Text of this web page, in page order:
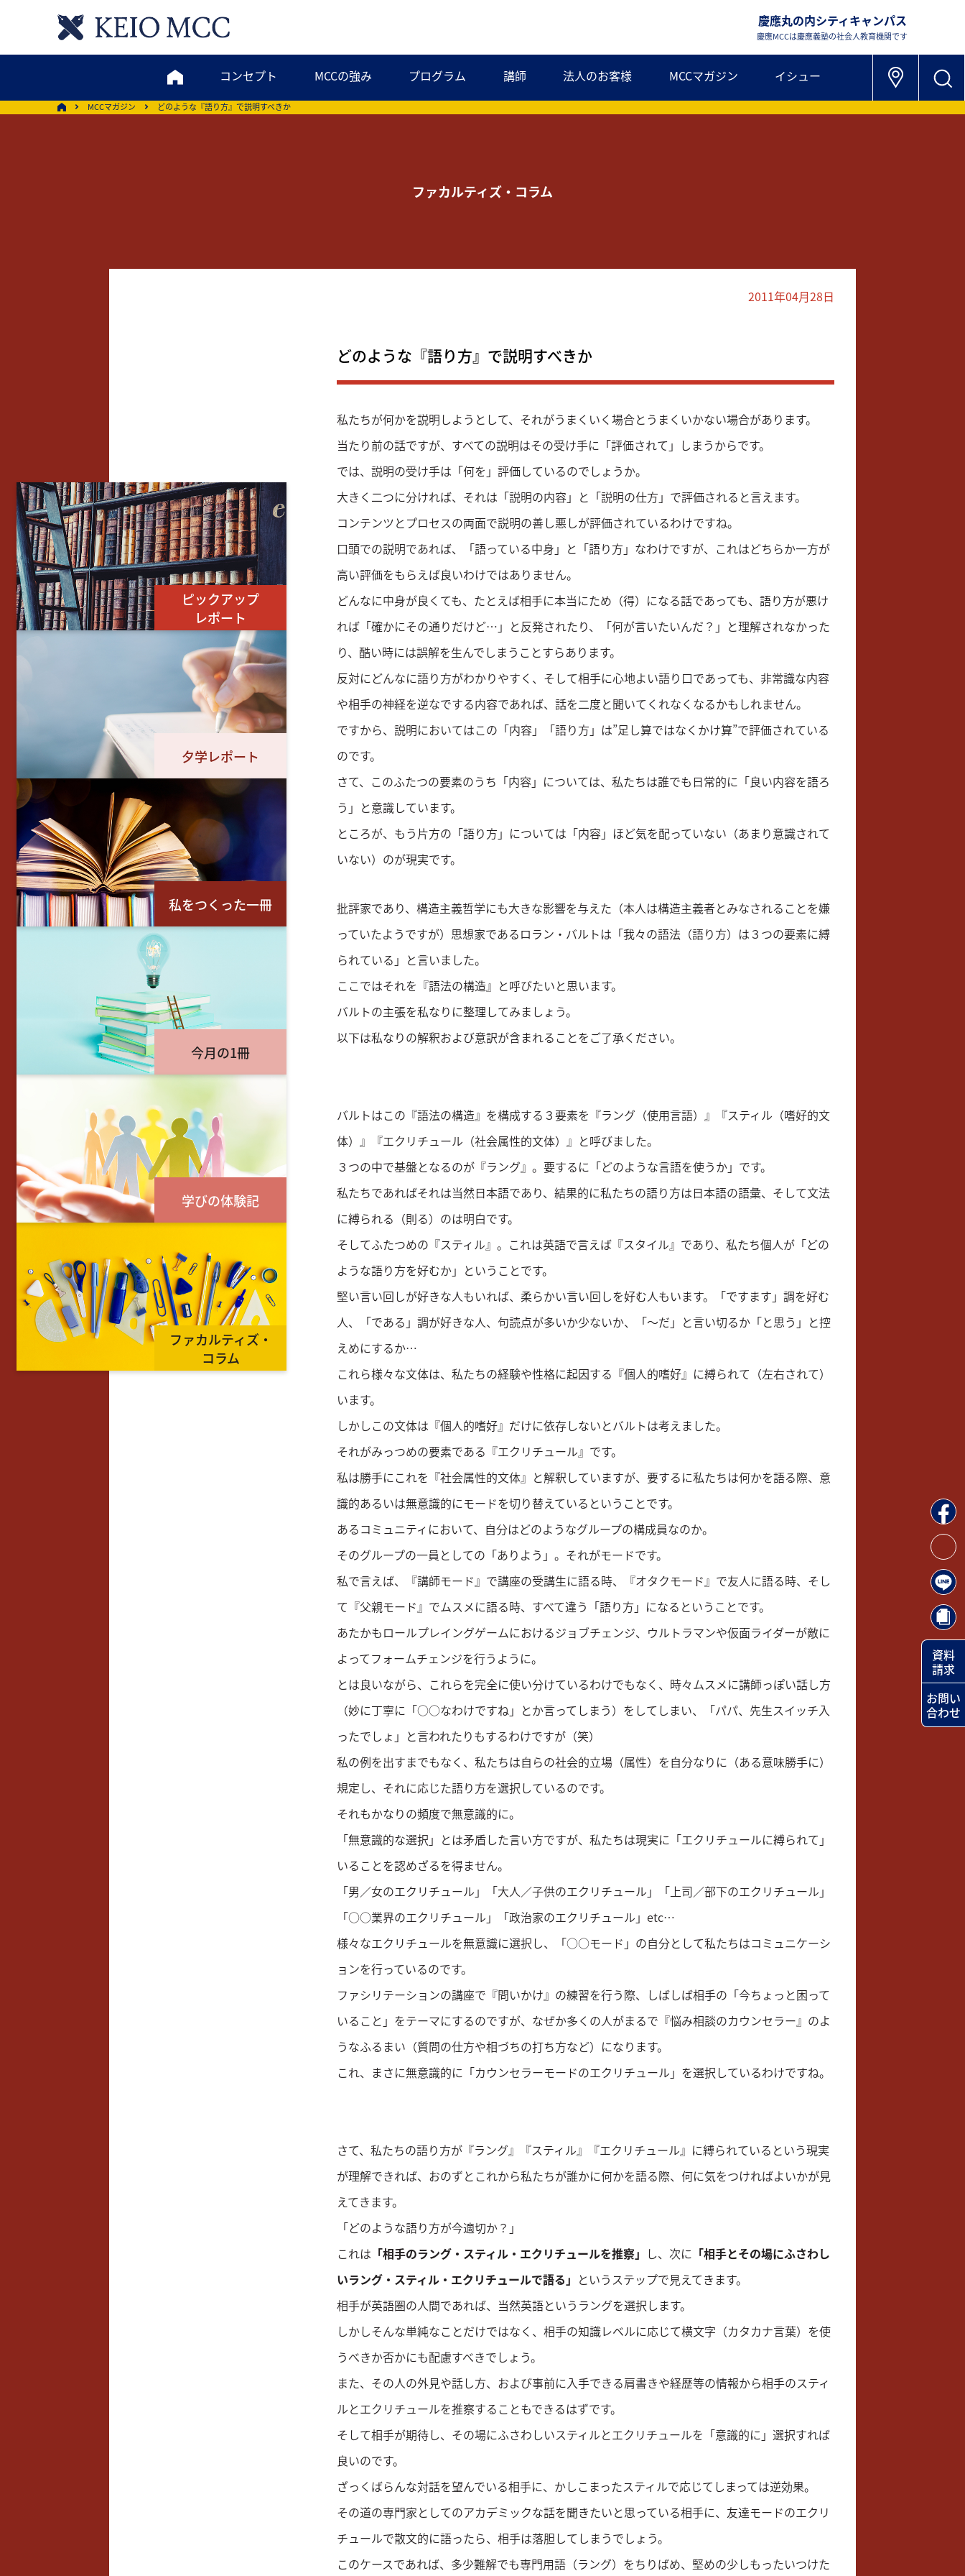
慶應丸の内シティキャンパス
慶應MCCは慶應義塾の社会人教育機関です
コンセプト MCCの強み プログラム 講師 法人のお客様 MCCマガジン イシュー
MCCマガジン どのような『語り方』で説明すべきか
ファカルティズ・コラム
2011年04月28日
どのような『語り方』で説明すべきか
私たちが何かを説明しようとして、それがうまくいく場合とうまくいかない場合があります。
当たり前の話ですが、すべての説明はその受け手に「評価されて」しまうからです。
では、説明の受け手は「何を」評価しているのでしょうか。
大きく二つに分ければ、それは「説明の内容」と「説明の仕方」で評価されると言えます。
コンテンツとプロセスの両面で説明の善し悪しが評価されているわけですね。
口頭での説明であれば、「語っている中身」と「語り方」なわけですが、これはどちらか一方が
高い評価をもらえば良いわけではありません。
どんなに中身が良くても、たとえば相手に本当にため（得）になる話であっても、語り方が悪け
れば「確かにその通りだけど…」と反発されたり、「何が言いたいんだ？」と理解されなかった
り、酷い時には誤解を生んでしまうことすらあります。
反対にどんなに語り方がわかりやすく、そして相手に心地よい語り口であっても、非常識な内容
や相手の神経を逆なでする内容であれば、話を二度と聞いてくれなくなるかもしれません。
ですから、説明においてはこの「内容」「語り方」は”足し算ではなくかけ算”で評価されている
のです。
さて、このふたつの要素のうち「内容」については、私たちは誰でも日常的に「良い内容を語ろ
う」と意識しています。
ところが、もう片方の「語り方」については「内容」ほど気を配っていない（あまり意識されて
いない）のが現実です。
批評家であり、構造主義哲学にも大きな影響を与えた（本人は構造主義者とみなされることを嫌
っていたようですが）思想家であるロラン・バルトは「我々の語法（語り方）は３つの要素に縛
られている」と言いました。
ここではそれを『語法の構造』と呼びたいと思います。
バルトの主張を私なりに整理してみましょう。
以下は私なりの解釈および意訳が含まれることをご了承ください。
バルトはこの『語法の構造』を構成する３要素を『ラング（使用言語）』『スティル（嗜好的文
体）』『エクリチュール（社会属性的文体）』と呼びました。
３つの中で基盤となるのが『ラング』。要するに「どのような言語を使うか」です。
私たちであればそれは当然日本語であり、結果的に私たちの語り方は日本語の語彙、そして文法
に縛られる（則る）のは明白です。
そしてふたつめの『スティル』。これは英語で言えば『スタイル』であり、私たち個人が「どの
ような語り方を好むか」ということです。
堅い言い回しが好きな人もいれば、柔らかい言い回しを好む人もいます。「ですます」調を好む
人、「である」調が好きな人、句読点が多いか少ないか、「～だ」と言い切るか「と思う」と控
えめにするか…
これら様々な文体は、私たちの経験や性格に起因する『個人的嗜好』に縛られて（左右されて）
います。
しかしこの文体は『個人的嗜好』だけに依存しないとバルトは考えました。
それがみっつめの要素である『エクリチュール』です。
私は勝手にこれを『社会属性的文体』と解釈していますが、要するに私たちは何かを語る際、意
識的あるいは無意識的にモードを切り替えているということです。
あるコミュニティにおいて、自分はどのようなグループの構成員なのか。
そのグループの一員としての「ありよう」。それがモードです。
私で言えば、『講師モード』で講座の受講生に語る時、『オタクモード』で友人に語る時、そし
て『父親モード』でムスメに語る時、すべて違う「語り方」になるということです。
あたかもロールプレイングゲームにおけるジョブチェンジ、ウルトラマンや仮面ライダーが敵に
よってフォームチェンジを行うように。
とは良いながら、これらを完全に使い分けているわけでもなく、時々ムスメに講師っぽい話し方
（妙に丁寧に「○○なわけですね」とか言ってしまう）をしてしまい、「パパ、先生スイッチ入
ったでしょ」と言われたりもするわけですが（笑）
私の例を出すまでもなく、私たちは自らの社会的立場（属性）を自分なりに（ある意味勝手に）
規定し、それに応じた語り方を選択しているのです。
それもかなりの頻度で無意識的に。
「無意識的な選択」とは矛盾した言い方ですが、私たちは現実に「エクリチュールに縛られて」
いることを認めざるを得ません。
「男／女のエクリチュール」「大人／子供のエクリチュール」「上司／部下のエクリチュール」
「○○業界のエクリチュール」「政治家のエクリチュール」etc…
様々なエクリチュールを無意識に選択し、「○○モード」の自分として私たちはコミュニケーシ
ョンを行っているのです。
ファシリテーションの講座で『問いかけ』の練習を行う際、しばしば相手の「今ちょっと困って
いること」をテーマにするのですが、なぜか多くの人がまるで『悩み相談のカウンセラー』のよ
うなふるまい（質問の仕方や相づちの打ち方など）になります。
これ、まさに無意識的に「カウンセラーモードのエクリチュール」を選択しているわけですね。
さて、私たちの語り方が『ラング』『スティル』『エクリチュール』に縛られているという現実
が理解できれば、おのずとこれから私たちが誰かに何かを語る際、何に気をつければよいかが見
えてきます。
「どのような語り方が今適切か？」
これは 「相手のラング・スティル・エクリチュールを推察」 し、次に 「相手とその場にふさわし
いラング・スティル・エクリチュールで語る」 というステップで見えてきます。
相手が英語圏の人間であれば、当然英語というラングを選択します。
しかしそんな単純なことだけではなく、相手の知識レベルに応じて横文字（カタカナ言葉）を使
うべきか否かにも配慮すべきでしょう。
また、その人の外見や話し方、および事前に入手できる肩書きや経歴等の情報から相手のスティ
ルとエクリチュールを推察することもできるはずです。
そして相手が期待し、その場にふさわしいスティルとエクリチュールを「意識的に」選択すれば
良いのです。
ざっくばらんな対話を望んでいる相手に、かしこまったスティルで応じてしまっては逆効果。
その道の専門家としてのアカデミックな話を聞きたいと思っている相手に、友達モードのエクリ
チュールで散文的に語ったら、相手は落胆してしまうでしょう。
このケースであれば、多少難解でも専門用語（ラング）をちりばめ、堅めの少しもったいつけた
ピックアップ
レポート
夕学レポート
私をつくった一冊
今月の1冊
学びの体験記
ファカルティズ・
コラム
資料
請求
お問い
合わせ